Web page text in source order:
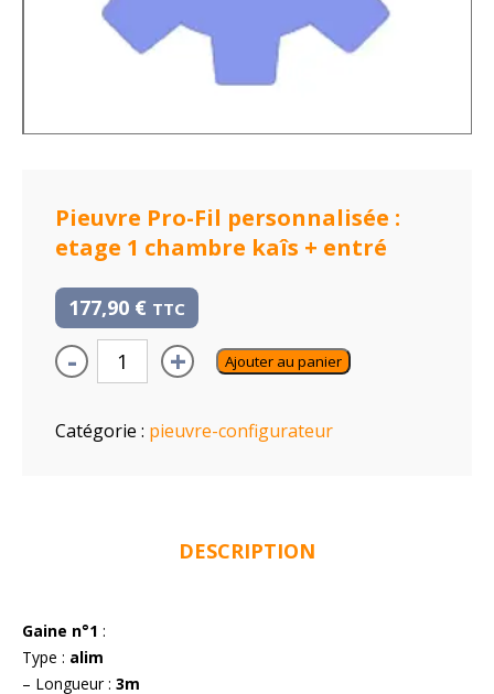
Pieuvre Pro-Fil personnalisée :
etage 1 chambre kaîs + entré
177,90 € TTC
- + Ajouter au panier
Catégorie : pieuvre-configurateur
DESCRIPTION
Gaine n°1 :
Type : alim
– Longueur : 3m